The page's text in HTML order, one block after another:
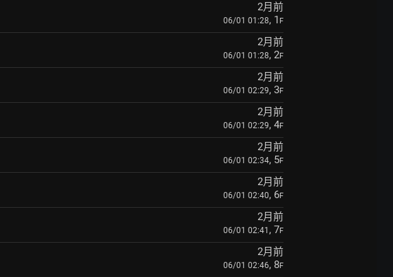
2月前
06/01 01:28, 1 F
2月前
06/01 01:28, 2F
2月前
06/01 02:29, 3F
2月前
06/01 02:29, 4F
2月前
06/01 02:34, 5F
2月前
06/01 02:40, 6F
2月前
06/01 02:41 , 7F
2月前
06/01 02:46, 8F